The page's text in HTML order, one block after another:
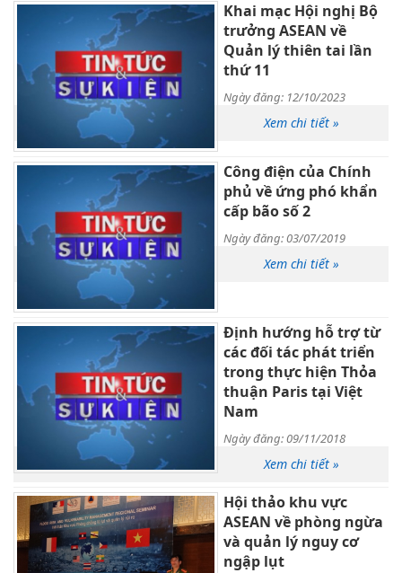
Khai mạc Hội nghị Bộ
trưởng ASEAN về
Quản lý thiên tai lần
thứ 11
Ngày đăng: 12/10/2023
Xem chi tiết »
Công điện của Chính
phủ về ứng phó khẩn
cấp bão số 2
Ngày đăng: 03/07/2019
Xem chi tiết »
Định hướng hỗ trợ từ
các đối tác phát triển
trong thực hiện Thỏa
thuận Paris tại Việt
Nam
Ngày đăng: 09/11/2018
Xem chi tiết »
Hội thảo khu vực
ASEAN về phòng ngừa
và quản lý nguy cơ
ngập lụt